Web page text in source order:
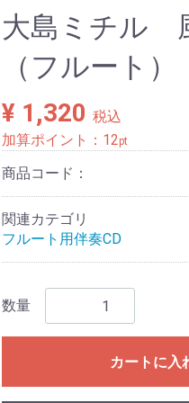
大島ミチル
（フルート）
¥ 1,320 税込
加算ポイント： 12pt
商品コード：
関連カテゴリ
フルート用伴奏CD
数量
カートに入